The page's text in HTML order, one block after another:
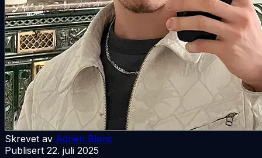
Skrevet av Adrien Blanc
Publisert 22. juli 2025